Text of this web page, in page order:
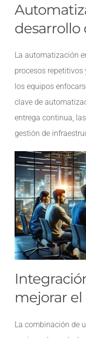
desarrollo
La automatización
procesos
los equipos
clave de
entrega continua,
gestión de
mejorar
La combinación de